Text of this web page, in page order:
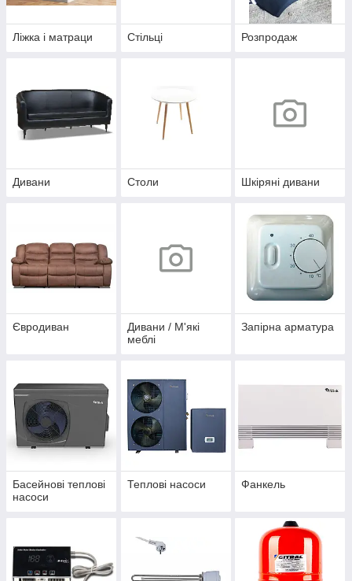
Ліжка і матраци Стільці Розпродаж
Дивани Столи Шкіряні дивани
Євродиван
Дивани / М'які
меблі
Запірна арматура
Басейнові теплові
насоси
Теплові насоси Фанкель